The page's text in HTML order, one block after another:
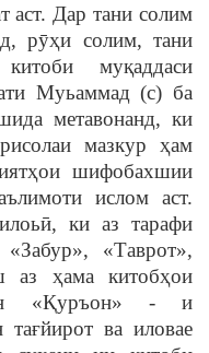
аст. Дар тани солим
рӯҳи солим, тани
муқаддаси
Муьаммад (с) ба
метавонанд, ки
мазкур ҳам
шифобахшии
ислом аст.
ки аз тарафи
«Таврот»,
ҳама китобҳои
«Қуръон» - и
ва иловае